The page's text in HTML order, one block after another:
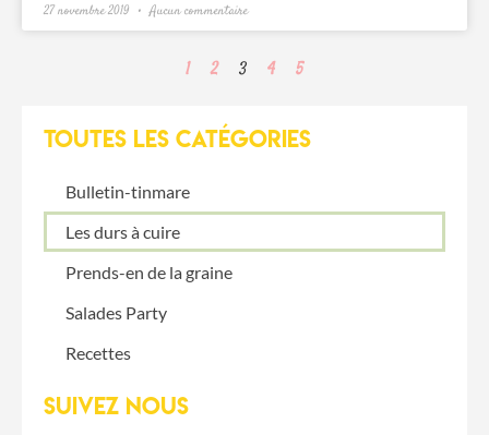
27 novembre 2019 Aucun commentaire
1 2 3 4 5
TOUTES LES catégories
Bulletin-tinmare
Les durs à cuire
Prends-en de la graine
Salades Party
Recettes
SUIVEZ NOUS